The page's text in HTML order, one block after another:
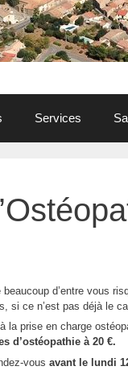
Services
d’entre vous
si ce n’est pas déjà le
la prise en charge
d’ostéopathie à 20 €.
vous avant le lundi